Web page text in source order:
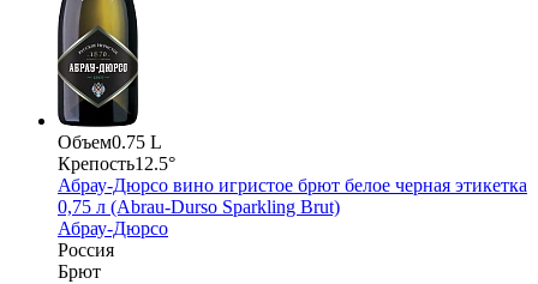
Объем0.75 L
Крепость12.5°
Абрау-Дюрсо вино игристое брют белое черная этикетка
0,75 л (Abrau-Durso Sparkling Brut)
Абрау-Дюрсо
Россия
Брют